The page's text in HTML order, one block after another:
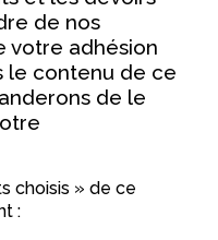
de nos
votre adhésion
le contenu de ce
de le
choisis » de ce
: